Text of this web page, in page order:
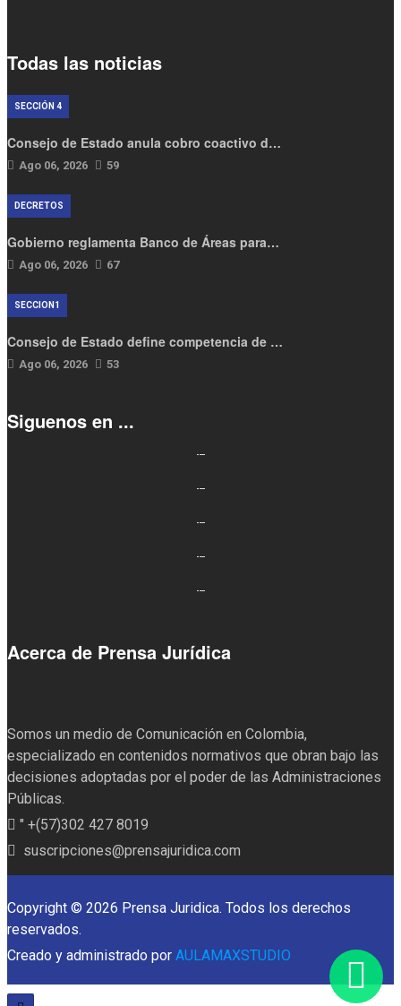
Todas las noticias
Consejo de Estado anula cobro coactivo d…
Ago 06, 2026 59
SECCIÓN 4
Gobierno reglamenta Banco de Áreas para…
Ago 06, 2026 67
DECRETOS
Consejo de Estado define competencia de …
Ago 06, 2026 53
SECCION1
Siguenos en ...
Acerca de Prensa Jurídica
Somos un medio de Comunicación en Colombia,
especializado en contenidos normativos que obran bajo las
decisiones adoptadas por el poder de las Administraciones
Públicas.
" +(57)302 427 8019
suscripciones@prensajuridica.com
Copyright © 2026 Prensa Juridica. Todos los derechos
reservados.
Creado y administrado por AULAMAXSTUDIO